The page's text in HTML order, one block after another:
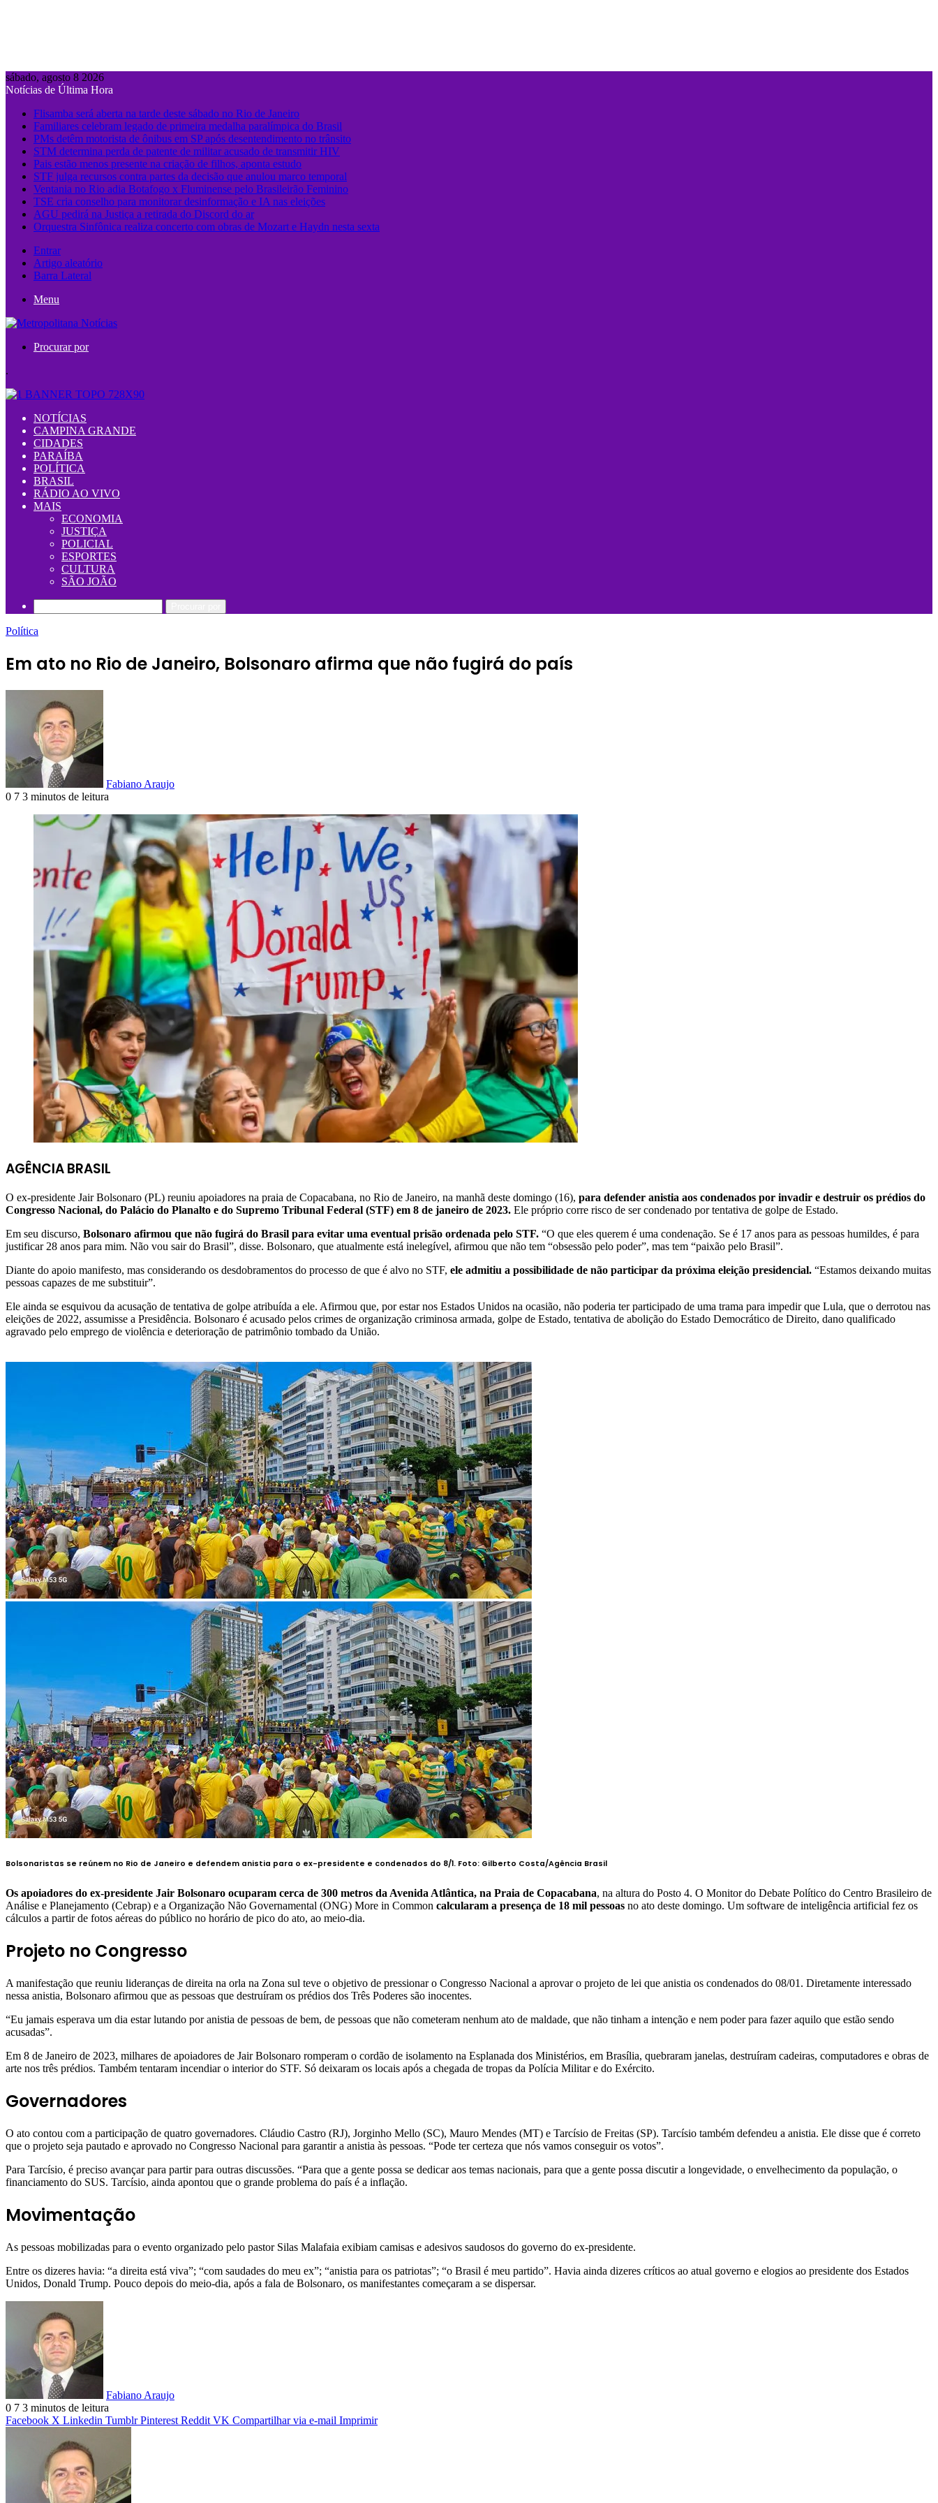
sábado, agosto 8 2026
Notícias de Última Hora
Flisamba será aberta na tarde deste sábado no Rio de Janeiro
Familiares celebram legado de primeira medalha paralímpica do Brasil
PMs detêm motorista de ônibus em SP após desentendimento no trânsito
STM determina perda de patente de militar acusado de transmitir HIV
Pais estão menos presente na criação de filhos, aponta estudo
STF julga recursos contra partes da decisão que anulou marco temporal
Ventania no Rio adia Botafogo x Fluminense pelo Brasileirão Feminino
TSE cria conselho para monitorar desinformação e IA nas eleições
AGU pedirá na Justiça a retirada do Discord do ar
Orquestra Sinfônica realiza concerto com obras de Mozart e Haydn nesta sexta
Entrar
Artigo aleatório
Barra Lateral
Menu
Procurar por
.
NOTÍCIAS
CAMPINA GRANDE
CIDADES
PARAÍBA
POLÍTICA
BRASIL
RÁDIO AO VIVO
MAIS
ECONOMIA
JUSTIÇA
POLICIAL
ESPORTES
CULTURA
SÃO JOÃO
Política
Em ato no Rio de Janeiro, Bolsonaro afirma que não fugirá do país
Fabiano Araujo
0 7 3 minutos de leitura
AGÊNCIA BRASIL
O ex-presidente Jair Bolsonaro (PL) reuniu apoiadores na praia de Copacabana, no Rio de Janeiro, na manhã deste domingo (16), para defender anistia aos condenados por invadir e destruir os prédios do
Congresso Nacional, do Palácio do Planalto e do Supremo Tribunal Federal (STF) em 8 de janeiro de 2023. Ele próprio corre risco de ser condenado por tentativa de golpe de Estado.
Em seu discurso, Bolsonaro afirmou que não fugirá do Brasil para evitar uma eventual prisão ordenada pelo STF. “O que eles querem é uma condenação. Se é 17 anos para as pessoas humildes, é para
justificar 28 anos para mim. Não vou sair do Brasil”, disse. Bolsonaro, que atualmente está inelegível, afirmou que não tem “obsessão pelo poder”, mas tem “paixão pelo Brasil”.
Diante do apoio manifesto, mas considerando os desdobramentos do processo de que é alvo no STF, ele admitiu a possibilidade de não participar da próxima eleição presidencial. “Estamos deixando muitas
pessoas capazes de me substituir”.
Ele ainda se esquivou da acusação de tentativa de golpe atribuída a ele. Afirmou que, por estar nos Estados Unidos na ocasião, não poderia ter participado de uma trama para impedir que Lula, que o derrotou nas
eleições de 2022, assumisse a Presidência. Bolsonaro é acusado pelos crimes de organização criminosa armada, golpe de Estado, tentativa de abolição do Estado Democrático de Direito, dano qualificado
agravado pelo emprego de violência e deterioração de patrimônio tombado da União.
Bolsonaristas se reúnem no Rio de Janeiro e defendem anistia para o ex-presidente e condenados do 8/1. Foto: Gilberto Costa/Agência Brasil
Os apoiadores do ex-presidente Jair Bolsonaro ocuparam cerca de 300 metros da Avenida Atlântica, na Praia de Copacabana, na altura do Posto 4. O Monitor do Debate Político do Centro Brasileiro de
Análise e Planejamento (Cebrap) e a Organização Não Governamental (ONG) More in Common calcularam a presença de 18 mil pessoas no ato deste domingo. Um software de inteligência artificial fez os
cálculos a partir de fotos aéreas do público no horário de pico do ato, ao meio-dia.
Projeto no Congresso
A manifestação que reuniu lideranças de direita na orla na Zona sul teve o objetivo de pressionar o Congresso Nacional a aprovar o projeto de lei que anistia os condenados do 08/01. Diretamente interessado
nessa anistia, Bolsonaro afirmou que as pessoas que destruíram os prédios dos Três Poderes são inocentes.
“Eu jamais esperava um dia estar lutando por anistia de pessoas de bem, de pessoas que não cometeram nenhum ato de maldade, que não tinham a intenção e nem poder para fazer aquilo que estão sendo
acusadas”.
Em 8 de Janeiro de 2023, milhares de apoiadores de Jair Bolsonaro romperam o cordão de isolamento na Esplanada dos Ministérios, em Brasília, quebraram janelas, destruíram cadeiras, computadores e obras de
arte nos três prédios. Também tentaram incendiar o interior do STF. Só deixaram os locais após a chegada de tropas da Polícia Militar e do Exército.
Governadores
O ato contou com a participação de quatro governadores. Cláudio Castro (RJ), Jorginho Mello (SC), Mauro Mendes (MT) e Tarcísio de Freitas (SP). Tarcísio também defendeu a anistia. Ele disse que é correto
que o projeto seja pautado e aprovado no Congresso Nacional para garantir a anistia às pessoas. “Pode ter certeza que nós vamos conseguir os votos”.
Para Tarcísio, é preciso avançar para partir para outras discussões. “Para que a gente possa se dedicar aos temas nacionais, para que a gente possa discutir a longevidade, o envelhecimento da população, o
financiamento do SUS. Tarcísio, ainda apontou que o grande problema do país é a inflação.
Movimentação
As pessoas mobilizadas para o evento organizado pelo pastor Silas Malafaia exibiam camisas e adesivos saudosos do governo do ex-presidente.
Entre os dizeres havia: “a direita está viva”; “com saudades do meu ex”; “anistia para os patriotas”; “o Brasil é meu partido”. Havia ainda dizeres críticos ao atual governo e elogios ao presidente dos Estados
Unidos, Donald Trump. Pouco depois do meio-dia, após a fala de Bolsonaro, os manifestantes começaram a se dispersar.
Fabiano Araujo
0 7 3 minutos de leitura
Facebook X Linkedin Tumblr Pinterest Reddit VK Compartilhar via e-mail Imprimir